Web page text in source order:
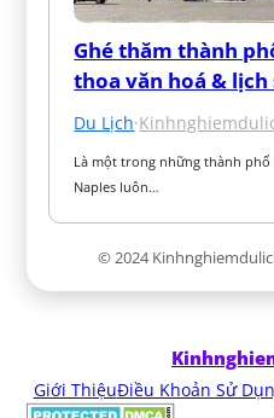
Ghé thăm thành
thoa văn hoá &
Du Lịch·
Là một trong những thành
Naples luôn…
© 2024
Giới ThiệuĐiều Khoản Sử